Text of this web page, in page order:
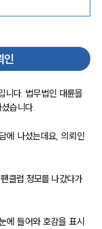
인
니다. 법무법인 대륜을
습니다.
에 나섰는데요, 의뢰인
클럽 정모를 나갔다가
에 들어와 호감을 표시